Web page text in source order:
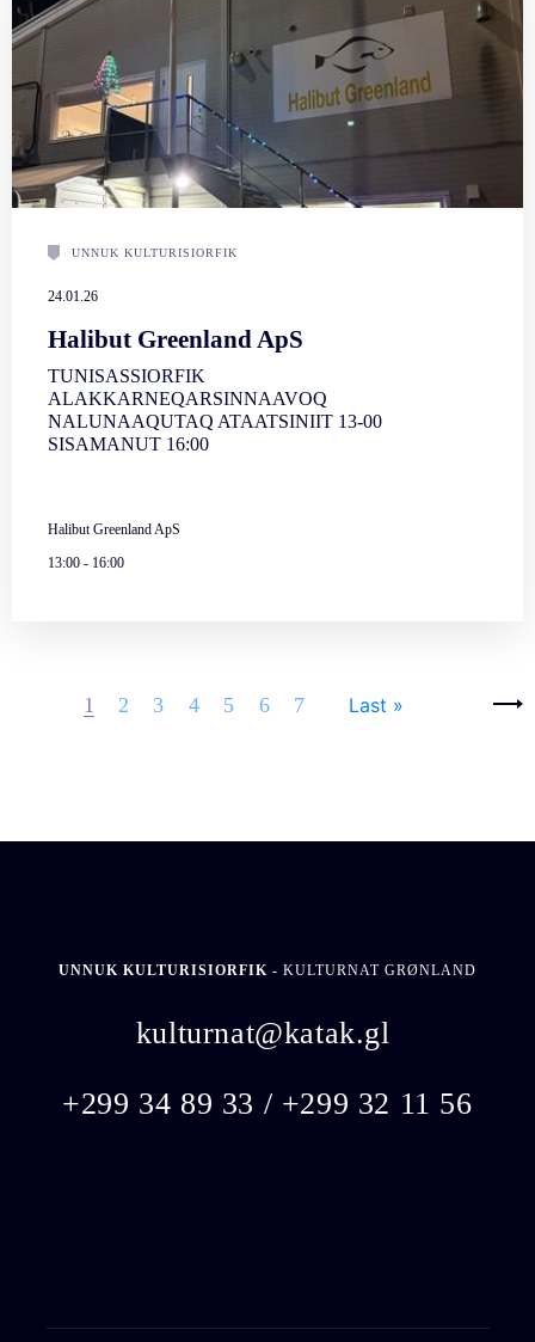
UNNUK KULTURISIORFIK
24.01.26
Halibut Greenland ApS
TUNISASSIORFIK
ALAKKARNEQARSINNAAVOQ
NALUNAAQUTAQ ATAATSINIIT 13-00
SISAMANUT 16:00
Halibut Greenland ApS
13:00 - 16:00
Pages
1 2 3 4 5 6 7 Next ›
Last »
UNNUK KULTURISIORFIK - KULTURNAT GRØNLAND
kulturnat@katak.gl
+299 34 89 33 / +299 32 11 56